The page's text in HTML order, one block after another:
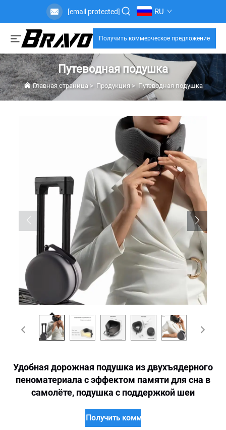
[email protected] RU
Получить коммерческое предложение
Путеводная подушка
Главная страница> Продукция> Путеводная подушка
Удобная дорожная подушка из двухъядерного
пеноматериала с эффектом памяти для сна в
самолёте, подушка с поддержкой шеи
Получить коммерческое предложение